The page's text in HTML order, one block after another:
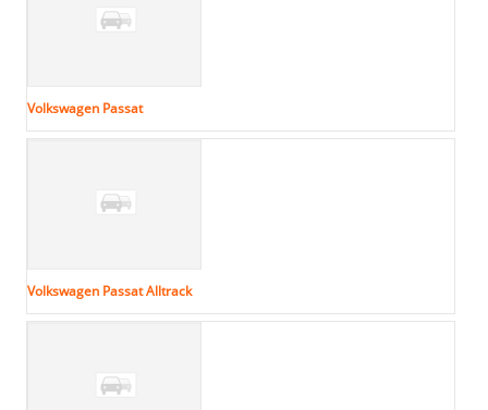
Volkswagen Passat
Volkswagen Passat Alltrack